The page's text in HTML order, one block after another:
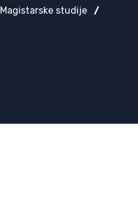
Magistarske studije